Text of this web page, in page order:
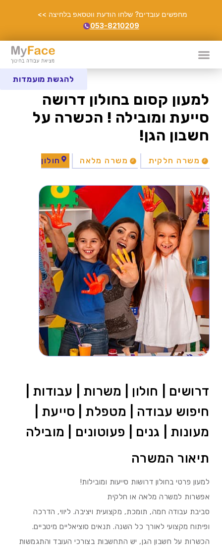
מחפשים עובדים? שלחו הודעת ווטסאפ בלחיצה >>
053-8210209
למעון קסום בחולון דרושה
סייעת ומובילה ! הכשרה על
חשבון הגן!
משרה חלקית משרה מלאה חולון
להגשת מועמדות
דרושים | חולון | משרות | עבודות |
חיפוש עבודה | מטפלת | סייעת |
מעונות | גנים | פעוטונים | מובילה
תיאור המשרה
למעון פרטי בחולון דרושות סייעות ומובילות!
אפשרות למשרה מלאה או חלקית
סביבת עבודה חמה, תומכת, מקצועית ויציבה. ליווי, הדרכה
ופיתוח מקצועי לאורך כל השנה. תנאים סוציאליים מיטביים.
הכשרות על חשבון הגן, יש התחשבות בצורכי העובד והתגמשות